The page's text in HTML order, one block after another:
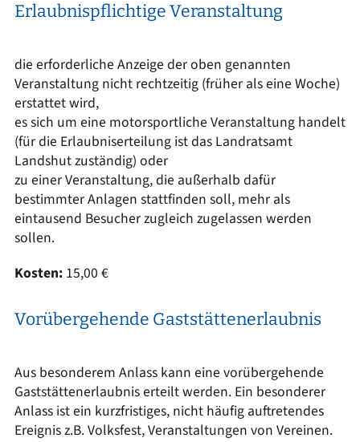
Erlaubnispflichtige Veranstaltung
die erforderliche Anzeige der oben genannten
Veranstaltung nicht rechtzeitig (früher als eine Woche)
erstattet wird,
es sich um eine motorsportliche Veranstaltung handelt
(für die Erlaubniserteilung ist das Landratsamt
Landshut zuständig) oder
zu einer Veranstaltung, die außerhalb dafür
bestimmter Anlagen stattfinden soll, mehr als
eintausend Besucher zugleich zugelassen werden
sollen.
Kosten: 15,00 €
Vorübergehende Gaststättenerlaubnis
Aus besonderem Anlass kann eine vorübergehende
Gaststättenerlaubnis erteilt werden. Ein besonderer
Anlass ist ein kurzfristiges, nicht häufig auftretendes
Ereignis z.B. Volksfest, Veranstaltungen von Vereinen.